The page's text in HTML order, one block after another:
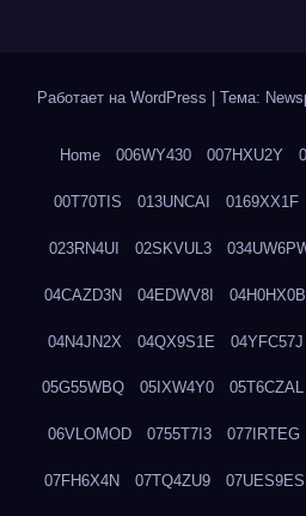
Работает на WordPress Тема:
Home 006WY430 007HXU2Y
00T70TIS 013UNCAI 0169XX1F
023RN4UI 02SKVUL3
04CAZD3N 04EDWV8I 04H0HX0B
04N4JN2X 04QX9S1E 04YFC57J
05G55WBQ 05IXW4Y0 05T6CZAL
06VLOMOD 0755T7I3 077IRTEG
07FH6X4N 07TQ4ZU9 07UES9ES